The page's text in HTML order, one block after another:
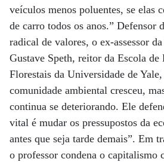
veículos menos poluentes, se elas
de carro todos os anos.” Defensor
radical de valores, o ex-assessor
Gustave Speth, reitor da Escola de
Florestais da Universidade de
comunidade ambiental cresceu,
continua se deteriorando. Ele
vital é mudar os pressupostos da
antes que seja tarde demais”. Em
o professor condena o capitalismo